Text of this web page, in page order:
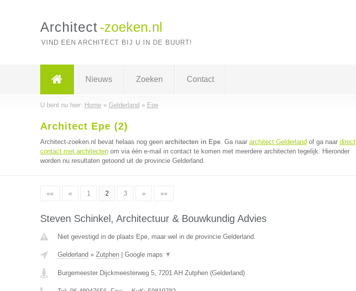
Architect -zoeken.nl
VIND EEN ARCHITECT BIJ U IN DE BUURT!
Nieuws Zoeken Contact
U bent nu hier: Home» Gelderland » Epe
Architect Epe (2)
Architect-zoeken.nl bevat helaas nog geen architecten in Epe. Ga naar architect Gelderland of ga naar direct
contact met architectenom via één e-mail in contact te komen met meerdere architecten tegelijk. Hieronder
worden nu resultaten getoond uit de provincie Gelderland.
«« « 1 2 3 » »»
Steven Schinkel, Architectuur & Bouwkundig Advies
Niet gevestigd in de plaats Epe, maar wel in de provincie Gelderland.
Gelderland » Zutphen| Google maps ▼
Burgemeester Dijckmeesterweg 5, 7201 AH Zutphen(Gelderland)